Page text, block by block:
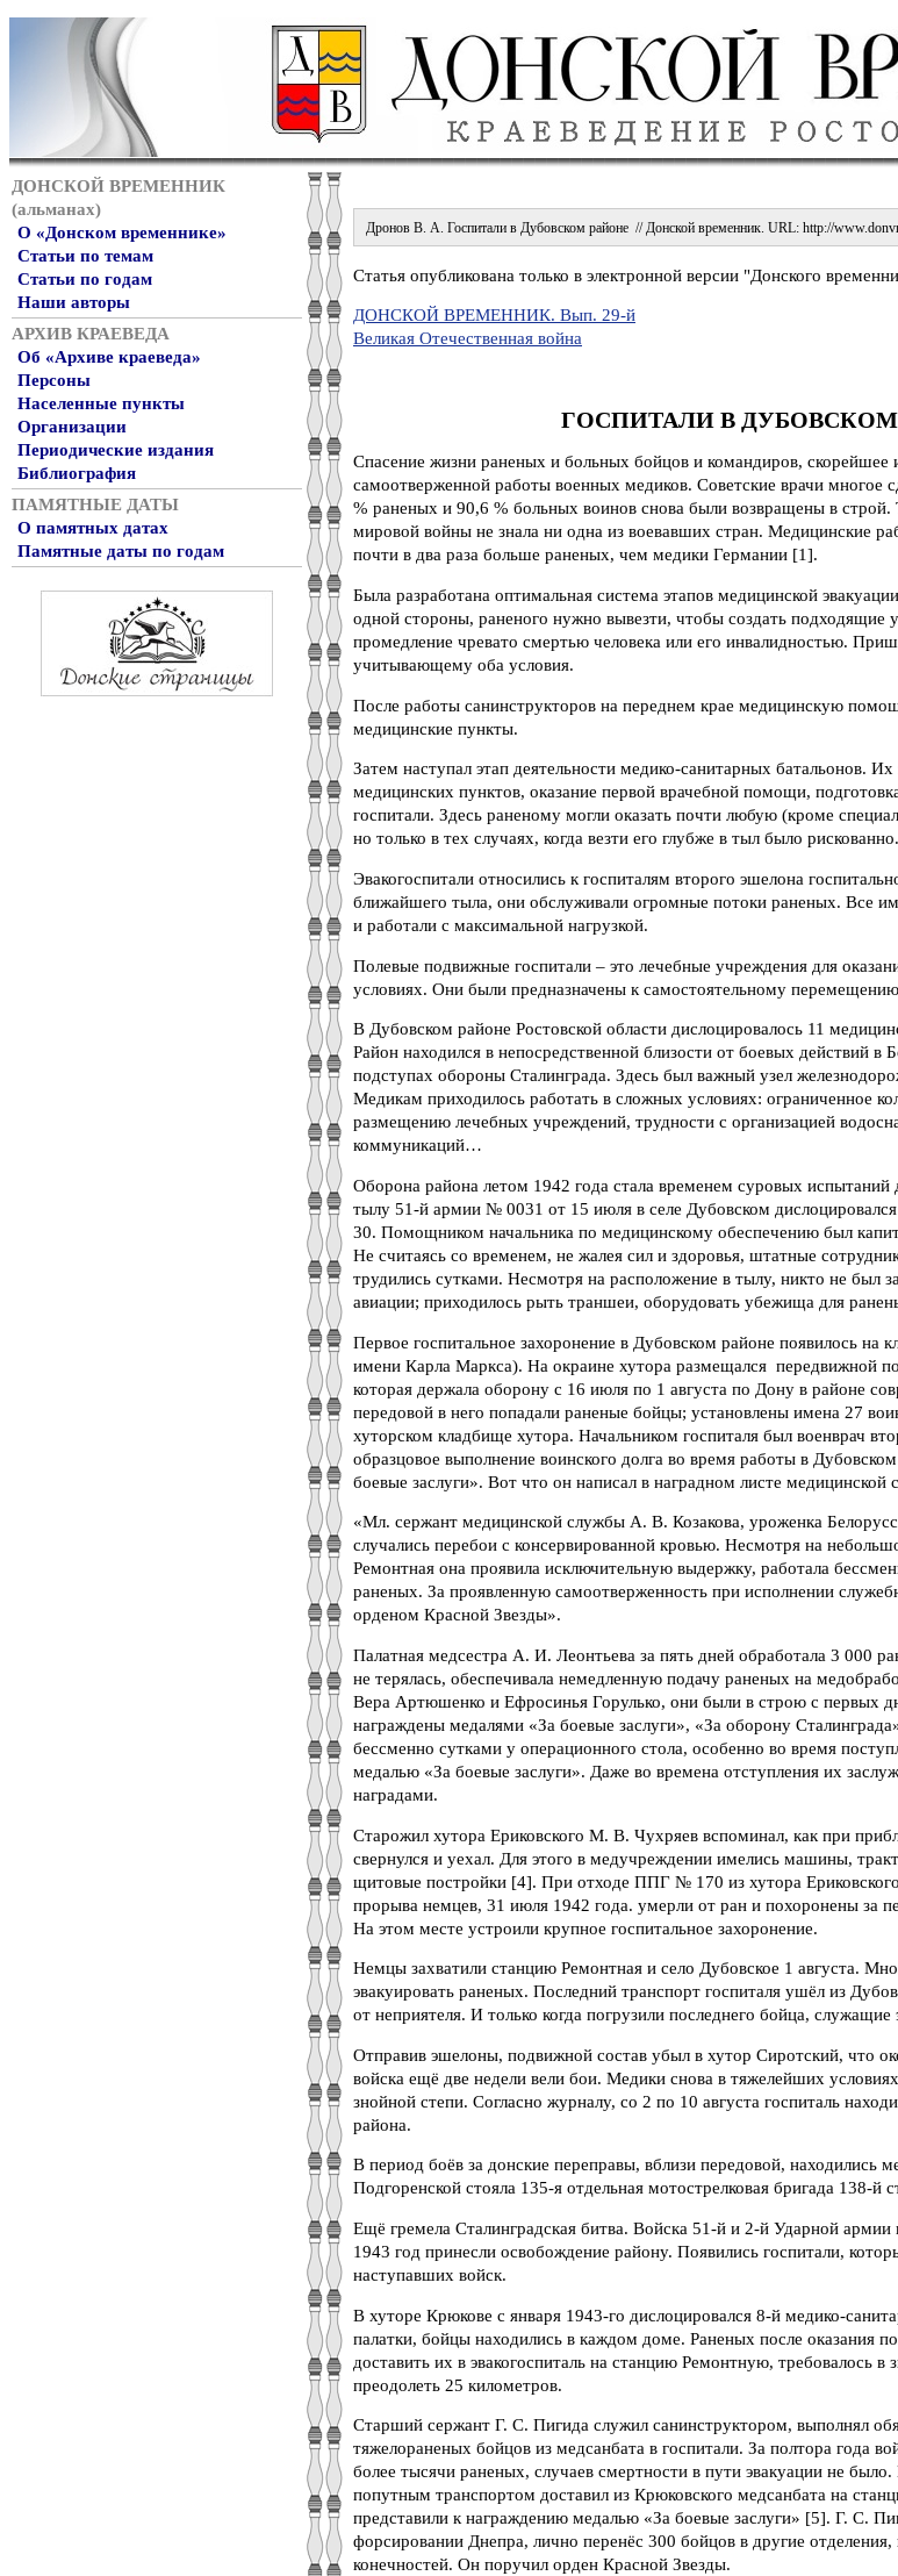
ДОНСКОЙ ВРЕМЕННИК
(альманах)
О «Донском временнике»
Статьи по темам
Статьи по годам
Наши авторы
АРХИВ КРАЕВЕДА
Об «Архиве краеведа»
Персоны
Населенные пункты
Организации
Периодические издания
Библиография
ПАМЯТНЫЕ ДАТЫ
О памятных датах
Памятные даты по годам
Дронов В. А. Госпитали в Дубовском районе // Донской временник. URL: http://
Статья опубликована только в электронной версии "Донского
ДОНСКОЙ ВРЕМЕННИК. Вып. 29-й
Великая Отечественная война
ГОСПИТАЛИ В
Спасение жизни раненых и больных бойцов и командиров, скорейшее
самоотверженной работы военных медиков. Советские врачи многое
% раненых и 90,6 % больных воинов снова были возвращены в строй.
мировой войны не знала ни одна из воевавших стран. Медицинские
почти в два раза больше раненых, чем медики Германии [1].
Была разработана оптимальная система этапов медицинской
одной стороны, раненого нужно вывезти, чтобы создать подходящие
промедление чревато смертью человека или его инвалидностью.
учитывающему оба условия.
После работы санинструкторов на переднем крае медицинскую
медицинские пункты.
Затем наступал этап деятельности медико-санитарных батальонов.
медицинских пунктов, оказание первой врачебной помощи,
госпитали. Здесь раненому могли оказать почти любую (кроме
но только в тех случаях, когда везти его глубже в тыл было рискованно.
Эвакогоспитали относились к госпиталям второго эшелона
ближайшего тыла, они обслуживали огромные потоки раненых. Все
и работали с максимальной нагрузкой.
Полевые подвижные госпитали – это лечебные учреждения для
условиях. Они были предназначены к самостоятельному
В Дубовском районе Ростовской области дислоцировалось 11
Район находился в непосредственной близости от боевых действий
подступах обороны Сталинграда. Здесь был важный узел
Медикам приходилось работать в сложных условиях: ограниченное
размещению лечебных учреждений, трудности с организацией
коммуникаций…
Оборона района летом 1942 года стала временем суровых
тылу 51-й армии № 0031 от 15 июля в селе Дубовском
30. Помощником начальника по медицинскому обеспечению был
Не считаясь со временем, не жалея сил и здоровья, штатные
трудились сутками. Несмотря на расположение в тылу, никто не был
авиации; приходилось рыть траншеи, оборудовать убежища для
Первое госпитальное захоронение в Дубовском районе появилось на
имени Карла Маркса). На окраине хутора размещался передвижной
которая держала оборону с 16 июля по 1 августа по Дону в районе
передовой в него попадали раненые бойцы; установлены имена 27
хуторском кладбище хутора. Начальником госпиталя был военврач
образцовое выполнение воинского долга во время работы в
боевые заслуги». Вот что он написал в наградном листе
«Мл. сержант медицинской службы А. В. Козакова, уроженка
случались перебои с консервированной кровью. Несмотря на
Ремонтная она проявила исключительную выдержку, работала
раненых. За проявленную самоотверженность при исполнении
орденом Красной Звезды».
Палатная медсестра А. И. Леонтьева за пять дней обработала 3 000
не терялась, обеспечивала немедленную подачу раненых на
Вера Артюшенко и Ефросинья Горулько, они были в строю с первых
награждены медалями «За боевые заслуги», «За оборону
бессменно сутками у операционного стола, особенно во время
медалью «За боевые заслуги». Даже во времена отступления их
наградами.
Старожил хутора Ериковского М. В. Чухряев вспоминал, как при
свернулся и уехал. Для этого в медучреждении имелись машины,
щитовые постройки [4]. При отходе ППГ № 170 из хутора
прорыва немцев, 31 июля 1942 года. умерли от ран и похоронены за
На этом месте устроили крупное госпитальное захоронение.
Немцы захватили станцию Ремонтная и село Дубовское 1 августа.
эвакуировать раненых. Последний транспорт госпиталя ушёл из
от неприятеля. И только когда погрузили последнего бойца, служащие
Отправив эшелоны, подвижной состав убыл в хутор Сиротский, что
войска ещё две недели вели бои. Медики снова в тяжелейших
знойной степи. Согласно журналу, со 2 по 10 августа госпиталь
района.
В период боёв за донские переправы, вблизи передовой, находились
Подгоренской стояла 135-я отдельная мотострелковая бригада 138-й
Ещё гремела Сталинградская битва. Войска 51-й и 2-й Ударной армии
1943 год принесли освобождение району. Появились госпитали,
наступавших войск.
В хуторе Крюкове с января 1943-го дислоцировался 8-й медико-
палатки, бойцы находились в каждом доме. Раненых после оказания
доставить их в эвакогоспиталь на станцию Ремонтную, требовалось в
преодолеть 25 километров.
Старший сержант Г. С. Пигида служил санинструктором, выполнял
тяжелораненых бойцов из медсанбата в госпитали. За полтора года
более тысячи раненых, случаев смертности в пути эвакуации не
попутным транспортом доставил из Крюковского медсанбата на
представили к награждению медалью «За боевые заслуги» [5]. Г. С.
форсировании Днепра, лично перенёс 300 бойцов в другие
конечностей. Он поручил орден Красной Звезды.